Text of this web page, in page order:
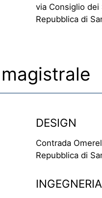
via Consiglio dei
Repubblica di
DESIGN
Contrada
Repubblica di